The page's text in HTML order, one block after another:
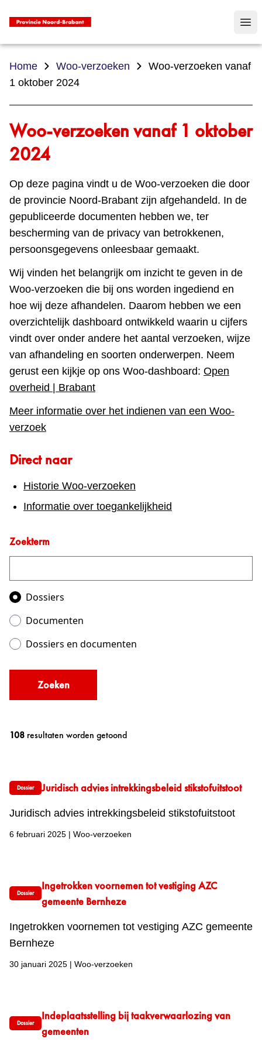
Home Woo-verzoeken
Woo-verzoeken vanaf
1 oktober 2024
Woo-verzoeken vanaf 1 oktober
2024
Op deze pagina vindt u de Woo‑verzoeken die door
de provincie Noord‑Brabant zijn afgehandeld. In de
gepubliceerde documenten hebben we, ter
bescherming van de privacy van betrokkenen,
persoonsgegevens onleesbaar gemaakt.
Wij vinden het belangrijk om inzicht te geven in de
Woo‑verzoeken die bij ons worden ingediend en
hoe wij deze afhandelen. Daarom hebben we een
overzichtelijk dashboard ontwikkeld waarin u cijfers
vindt over onder andere het aantal verzoeken, wijze
van afhandeling en soorten onderwerpen. Neem
gerust een kijkje op ons Woo‑dashboard: Open
overheid | Brabant
Meer informatie over het indienen van een Woo-
verzoek
Direct naar
Historie Woo-verzoeken
Informatie over toegankelijkheid
Zoekterm
Zoeken in
Dossiers
Documenten
Dossiers en documenten
Zoeken
108 resultaten worden getoond
Dossier Juridisch advies intrekkingsbeleid stikstofuitstoot
Juridisch advies intrekkingsbeleid stikstofuitstoot
6 februari 2025 | Woo-verzoeken
Dossier
Ingetrokken voornemen tot vestiging AZC
gemeente Bernheze
Ingetrokken voornemen tot vestiging AZC gemeente
Bernheze
30 januari 2025 | Woo-verzoeken
Dossier
Indeplaatsstelling bij taakverwaarlozing van
gemeenten